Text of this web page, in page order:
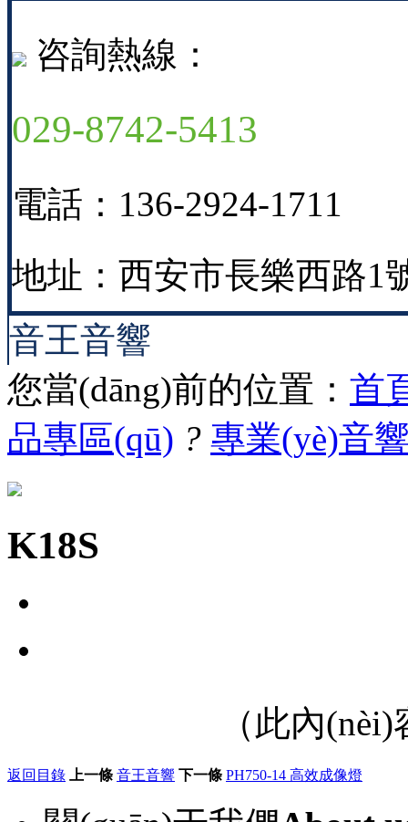
咨詢熱線：
029-8742-5413
電話：136-2924-1711
地址：西安市長樂西路1
音王音響
您當(dāng)前的位置： 首
品專區(qū) ? 專業(yè)音
K18S
（此內
返回目錄 上一條 音王音響 下一條 PH750-14 高效成像燈